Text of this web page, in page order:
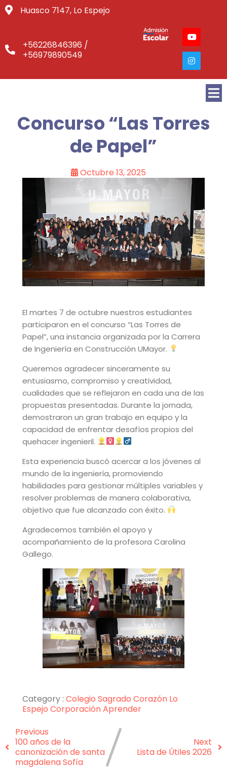
Huasco 7147, Lo Espejo
+56226846396 /
+56979890549
Concurso “Las Torres
de Papel”
Octubre 13, 2025
El martes 7 de octubre nuestros estudiantes
participaron en el concurso “Las Torres de
Papel”, una instancia organizada por la Carrera
de Ingeniería en Construcción UMayor.
Queremos agradecer sinceramente su
entusiasmo, compromiso y creatividad,
cualidades que se reflejaron en cada una de las
propuestas presentadas. Durante la jornada,
demostraron un gran trabajo en equipo y la
capacidad de enfrentar desafíos propios del
quehacer ingenieril.
Esta experiencia buscó acercar a los jóvenes al
mundo de la ingeniería, promoviendo
habilidades para gestionar múltiples variables y
resolver problemas de manera colaborativa,
objetivo que fue alcanzado con éxito.
Agradecemos también el apoyo y
acompañamiento de la profesora Carolina
Gallego.
Category : Colegio Sagrado Corazón Lo
Espejo Corporación Aprender
Previous
100 años de la
canonización de santa
magdalena Sofía
Next
Lista de Útiles 2026